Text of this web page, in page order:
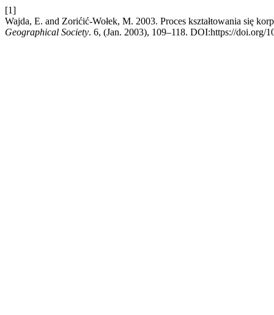
[1]
Wajda, E. and Zorićić-Wołek, M. 2003. Proces kształtowania się
Geographical Society. 6, (Jan. 2003), 109–118. DOI:https://doi.org/